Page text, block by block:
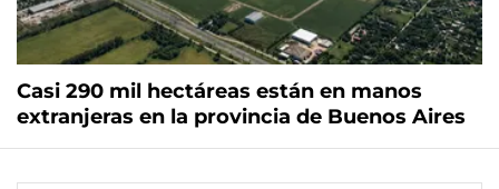
Casi 290 mil hectáreas están en manos
extranjeras en la provincia de Buenos Aires